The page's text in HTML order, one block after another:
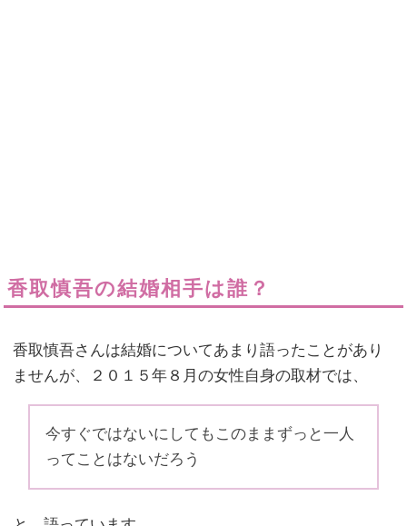
香取慎吾の結婚相手は誰？
香取慎吾さんは結婚についてあまり語ったことがあり
ませんが、２０１５年８月の女性自身の取材では、
今すぐではないにしてもこのままずっと一人
ってことはないだろう